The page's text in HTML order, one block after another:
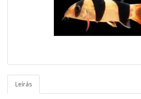
Leírás